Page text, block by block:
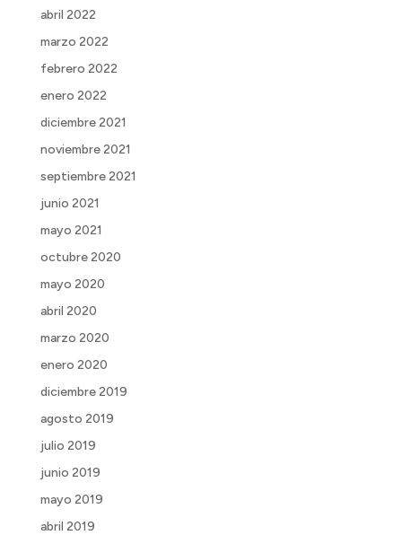
abril 2022
marzo 2022
febrero 2022
enero 2022
diciembre 2021
noviembre 2021
septiembre 2021
junio 2021
mayo 2021
octubre 2020
mayo 2020
abril 2020
marzo 2020
enero 2020
diciembre 2019
agosto 2019
julio 2019
junio 2019
mayo 2019
abril 2019